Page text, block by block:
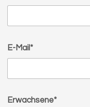
E-Mail*
Erwachsene*